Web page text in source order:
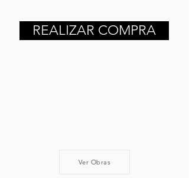
REALIZAR COMPRA
Ver Obras